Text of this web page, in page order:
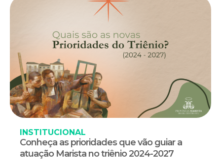
INSTITUCIONAL
Conheça as prioridades que vão guiar a
atuação Marista no triênio 2024-2027